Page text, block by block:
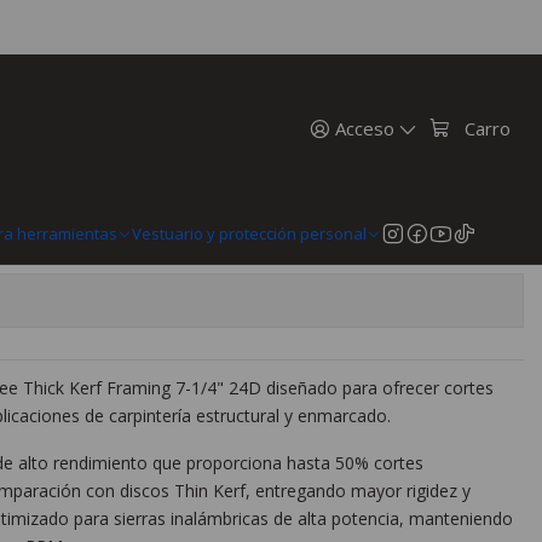
Acceso Carro
herramientas Vestuario y protección personal
Corte Grueso 7-1/4 Milwaukee Thick Kerf 24 Dientes 48-41-0740
Grueso 7-1/4 Milwaukee
48-41-0740
Agregar al Carro
ahora
Thick Kerf Framing 7-1/4" 24D diseñado para ofrecer cortes
de carpintería estructural y enmarcado.
alto rendimiento que proporciona hasta 50% cortes
con discos Thin Kerf, entregando mayor rigidez y
para sierras inalámbricas de alta potencia, manteniendo